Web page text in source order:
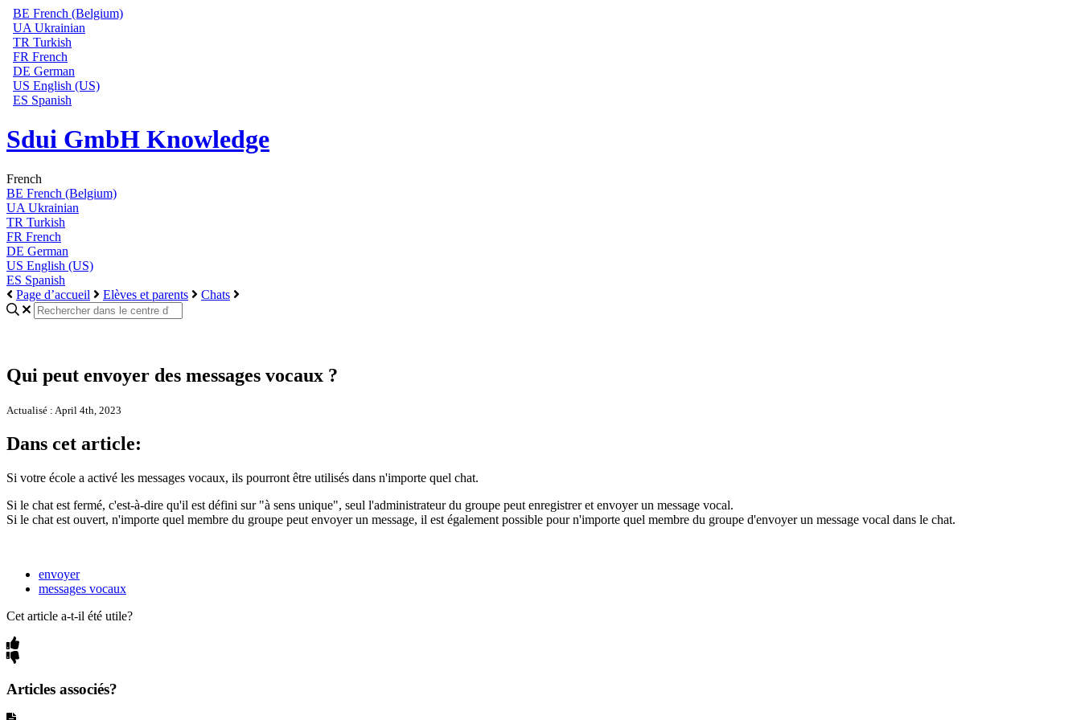
BE French (Belgium)
UA Ukrainian
TR Turkish
FR French
DE German
US English (US)
ES Spanish
Sdui GmbH Knowledge
French
BE French (Belgium)
UA Ukrainian
TR Turkish
FR French
DE German
US English (US)
ES Spanish
Page d’accueil
Elèves et parents Chats
Qui peut envoyer des messages vocaux ?
Actualisé : April 4th, 2023
Dans cet article:
Si votre école a activé les messages vocaux, ils pourront être utilisés dans n'importe quel chat.
Si le chat est fermé, c'est-à-dire qu'il est défini sur "à sens unique", seul l'administrateur du groupe peut enregistrer et envoyer un message vocal.
Si le chat est ouvert, n'importe quel membre du groupe peut envoyer un message, il est également possible pour n'importe quel membre du groupe d'envoyer un message vocal dans le chat.
envoyer
messages vocaux
Cet article a-t-il été utile?
Articles associés?